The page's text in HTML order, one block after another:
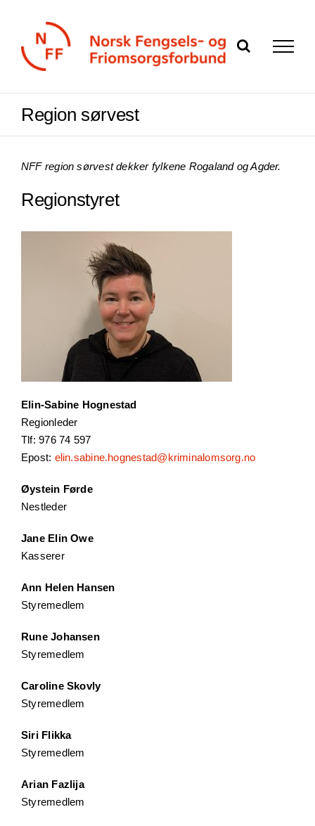
Region sørvest
NFF region sørvest dekker fylkene Rogaland og Agder.
Regionstyret
Elin-Sabine Hognestad
Regionleder
Tlf: 976 74 597
Epost: elin.sabine.hognestad@kriminalomsorg.no
Øystein Førde
Nestleder
Jane Elin Owe
Kasserer
Ann Helen Hansen
Styremedlem
Rune Johansen
Styremedlem
Caroline Skovly
Styremedlem
Siri Flikka
Styremedlem
Arian Fazlija
Styremedlem